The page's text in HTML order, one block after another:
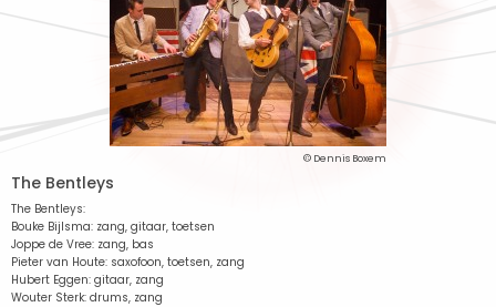
© Dennis Boxem
The Bentleys
The Bentleys:
Bouke Bijlsma: zang, gitaar, toetsen
Joppe de Vree: zang, bas
Pieter van Houte: saxofoon, toetsen, zang
Hubert Eggen: gitaar, zang
Wouter Sterk: drums, zang